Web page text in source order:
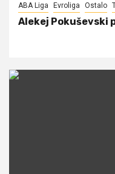
ABA Liga Evroliga Ostalo
Alekej Pokuševski